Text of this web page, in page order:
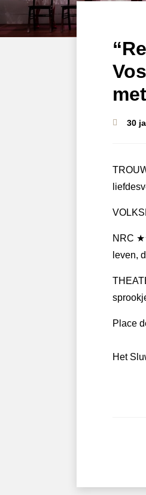
30
NRC
leven,
Place
Het